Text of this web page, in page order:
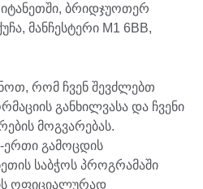
ბრიდჯუოთერ
მანჩესტერი M1 6BB,
რომ ჩვენ შევძლებთ
განხილვასა და ჩვენი
მოგვარებას.
ერთი გამოცდის
საბჭოს პროგრამაში
ოფიციალურად